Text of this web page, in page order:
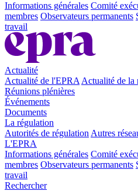
Informations générales Comité
membres Observateurs permanents
travail
Actualité
Actualité de l'EPRA Actualité de la
Réunions plénières
Événements
Documents
La régulation
Autorités de régulation Autres
L'EPRA
Informations générales Comité
membres Observateurs permanents
travail
Rechercher